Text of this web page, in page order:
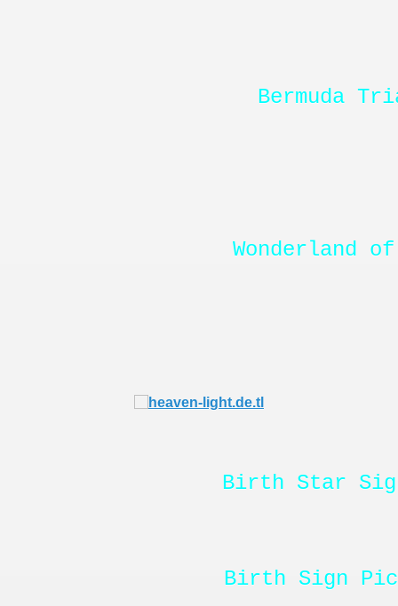
Bermuda
Wonderland
Birth Star
Birth Sign